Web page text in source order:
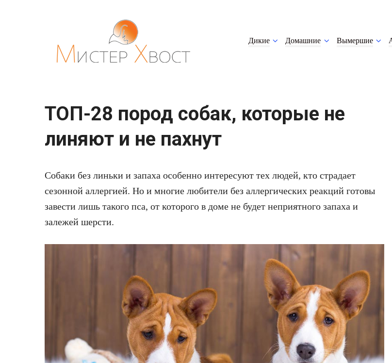
Дикие Домашние Вымершие
ТОП-28 пород собак, которые не
линяют и не пахнут
Собаки без линьки и запаха особенно интересуют тех людей, кто страдает
сезонной аллергией. Но и многие любители без аллергических реакций готовы
завести лишь такого пса, от которого в доме не будет неприятного запаха и
залежей шерсти.